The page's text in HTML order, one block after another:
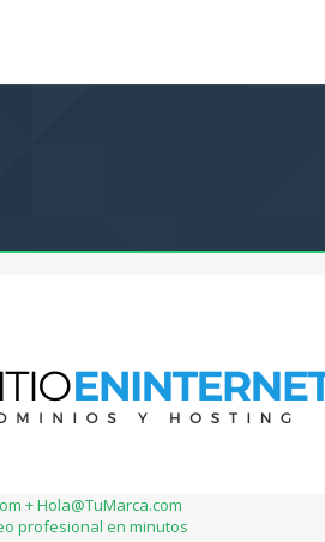
+ Hola@TuMarca.com
profesional en minutos